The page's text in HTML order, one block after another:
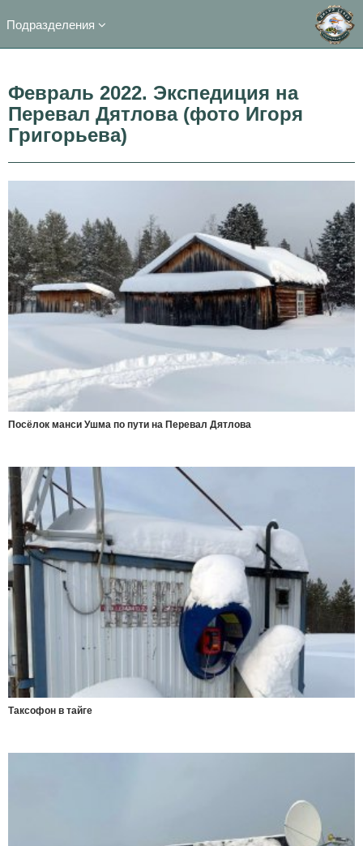
Подразделения
Февраль 2022. Экспедиция на
Перевал Дятлова (фото Игоря
Григорьева)
Посёлок манси Ушма по пути на Перевал Дятлова
Таксофон в тайге